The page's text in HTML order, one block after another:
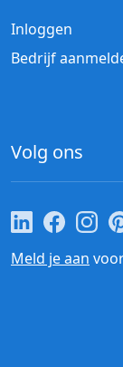
Inloggen
Bedrijf
Volg ons
Cateraar.nl
Meld je aan